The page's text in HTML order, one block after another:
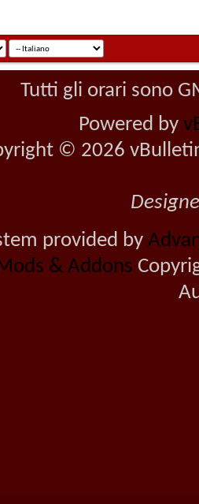
Tutti gli orari sono
Powered by
© 2026
provided by
& Addons